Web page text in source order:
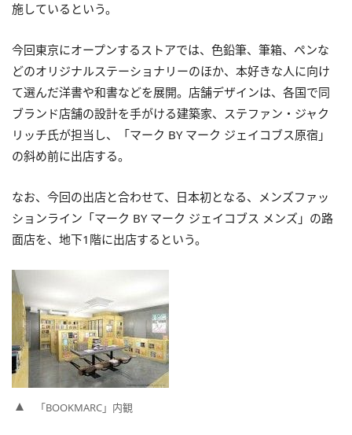
施しているという。
今回東京にオープンするストアでは、色鉛筆、筆箱、ペンな
どのオリジナルステーショナリーのほか、本好きな人に向け
て選んだ洋書や和書などを展開。店舗デザインは、各国で同
ブランド店舗の設計を手がける建築家、ステファン・ジャク
リッチ氏が担当し、「マーク BY マーク ジェイコブス原宿」
の斜め前に出店する。
なお、今回の出店と合わせて、日本初となる、メンズファッ
ションライン「マーク BY マーク ジェイコブス メンズ」の路
面店を、地下1階に出店するという。
「BOOKMARC」内観